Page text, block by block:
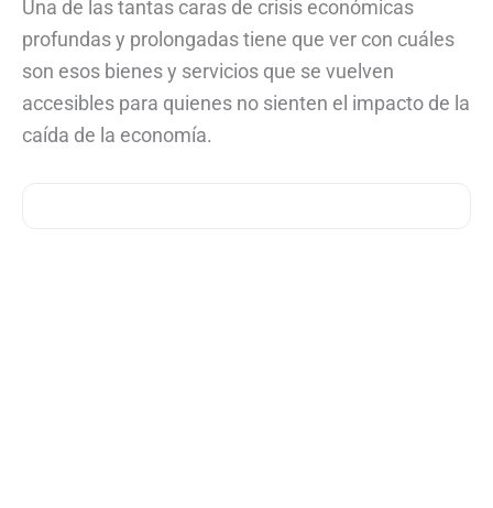
Una de las tantas caras de crisis económicas
profundas y prolongadas tiene que ver con cuáles
son esos bienes y servicios que se vuelven
accesibles para quienes no sienten el impacto de la
caída de la economía.